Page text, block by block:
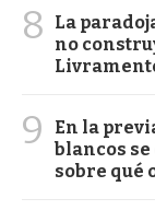
8
La
no
9
En la
blancos
sobre qué